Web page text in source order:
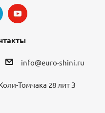
info@euro-shini.ru
Томчака 28 лит З